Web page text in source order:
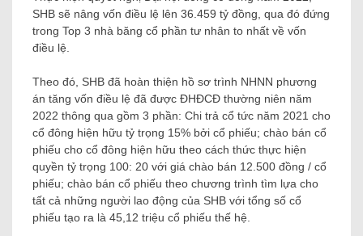
SHB sẽ nâng vốn điều lệ lên 36.459 tỷ đồng, qua đó đứng
trong Top 3 nhà băng cổ phần tư nhân to nhất về vốn
điều lệ.
Theo đó, SHB đã hoàn thiện hồ sơ trình NHNN phương
án tăng vốn điều lệ đã được ĐHĐCĐ thường niên năm
2022 thông qua gồm 3 phần: Chi trả cổ tức năm 2021 cho
cổ đông hiện hữu tỷ trọng 15% bởi cổ phiếu; chào bán cổ
phiếu cho cổ đông hiện hữu theo cách thức thực hiện
quyền tỷ trọng 100: 20 với giá chào bán 12.500 đồng / cổ
phiếu; chào bán cổ phiếu theo chương trình tìm lựa cho
tất cả những người lao động của SHB với tổng số cổ
phiếu tạo ra là 45,12 triệu cổ phiếu thế hệ.